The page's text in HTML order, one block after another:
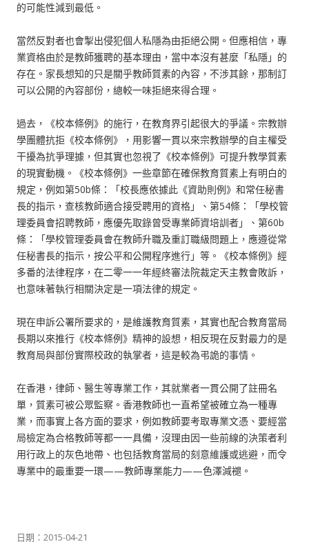
的可能性減到最低。
當然反對者也會掣出侵犯個人私隱為由拒絕公開。但應相信，專
業資格由於是教師獲聘的基本理由，當中本沒有甚麼「私隱」的
存在。家長想知的只是關乎教師質素的內容，不涉其餘，那制訂
可以公開的內容部份，總較一味拒絕來得合理。
過去，《校本條例》的施行，在教育界引起很大的爭議。宗教辦
學團體抗拒《校本條例》，用影響一貫以來宗教辦學的自主權受
干擾為抗爭理據，但其實也忽視了《校本條例》可提升教學質素
的現實動機。《校本條例》一些章節在確保教育質素上有明白的
規定，例如第50b條：「校長應依據此《資助則例》和常任秘書
長的指示，查核教師適合接受聘用的資格」、第54條：「學校管
理委員會招聘教師，應優先取錄曾受專業師資培訓者」、第60b
條：「學校管理委員會在教師升職及重訂職級問題上，應遵從常
任秘書長的指示，按公平和公開程序進行」等。《校本條例》經
多番的法律程序，在二零一一年經終審法院裁定天主教會敗訴，
也意味著執行相關決定是一項法律的規定。
現在申訴公署所要求的，是維護教育質素，其實也配合教育當局
長期以來推行《校本條例》精神的設想，相反現在反對最力的是
教育局與部份實際校政的執掌者，這是較為弔詭的事情。
在香港，律師、醫生等專業工作，其就業者一貫公開了註冊名
單，質素可被公眾監察。香港教師也一直希望被確立為一種專
業，而事實上各方面的要求，例如教師要考取專業文憑、要經當
局檢定為合格教師等都一一具備，沒理由因一些前線的決策者利
用行政上的灰色地帶、也包括教育當局的刻意維護或逃避，而令
專業中的最重要一環——教師專業能力——色澤減褪。
日期： 2015-04-21